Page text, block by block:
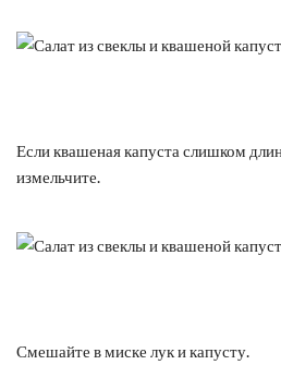
Если квашеная капуста слишком
измельчите.
Смешайте в миске лук и капусту.